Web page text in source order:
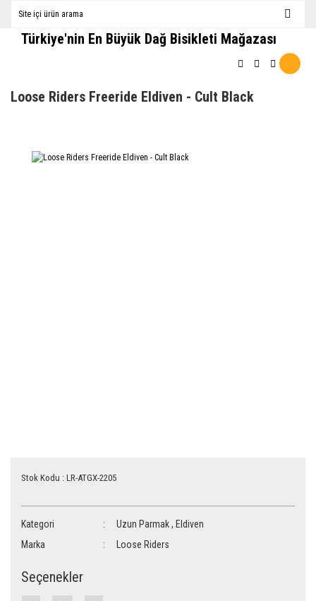
Türkiye'nin En Büyük Dağ Bisikleti Mağazası
Loose Riders Freeride Eldiven - Cult Black
Stok Kodu : LR-ATGX-2205
Kategori Uzun Parmak , Eldiven
Marka
Loose Riders
Seçenekler